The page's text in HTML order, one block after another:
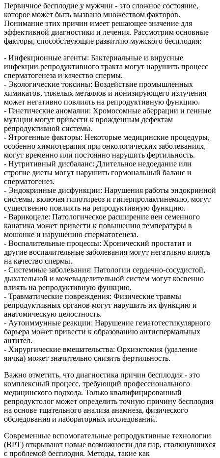
Первичное бесплодие у мужчин - это сложное состояние,
которое может быть вызвано множеством факторов.
Понимание этих причин имеет решающее значение для
эффективной диагностики и лечения. Рассмотрим основные
факторы, способствующие развитию мужского бесплодия:
- Инфекционные агенты: Бактериальные и вирусные
инфекции репродуктивного тракта могут нарушить процесс
сперматогенеза и качество спермы.
- Экологические токсины: Воздействие промышленных
химикатов, тяжелых металлов и ионизирующего излучения
может негативно повлиять на репродуктивную функцию.
- Генетические аномалии: Хромосомные аберрации и генные
мутации могут привести к врожденным дефектам
репродуктивной системы.
- Ятрогенные факторы: Некоторые медицинские процедуры,
особенно химиотерапия при онкологических заболеваниях,
могут временно или постоянно нарушить фертильность.
- Нутритивный дисбаланс: Длительное недоедание или
строгие диеты могут нарушить гормональный баланс и
сперматогенез.
- Эндокринные дисфункции: Нарушения работы эндокринной
системы, включая гипотиреоз и гиперпролактинемию, могут
существенно повлиять на репродуктивную функцию.
- Варикоцеле: Патологическое расширение вен семенного
канатика может привести к повышению температуры в
мошонке и нарушению сперматогенеза.
- Воспалительные процессы: Хронический простатит и
другие воспалительные заболевания могут негативно влиять
на качество спермы.
- Системные заболевания: Патологии сердечно-сосудистой,
дыхательной и мочевыделительной систем могут косвенно
влиять на репродуктивную функцию.
- Травматические повреждения: Физические травмы
репродуктивных органов могут нарушить их функцию и
анатомическую целостность.
- Аутоиммунные реакции: Нарушение гематотестикулярного
барьера может привести к образованию антиспермальных
антител.
- Хирургические вмешательства: Орхиэктомия (удаление
яичка) может значительно снизить фертильность.
Важно отметить, что диагностика причин бесплодия - это
комплексный процесс, требующий профессионального
медицинского подхода. Только квалифицированный
репродуктолог может определить точную причину бесплодия
на основе тщательного анализа анамнеза, физического
обследования и лабораторных исследований.
Современные вспомогательные репродуктивные технологии
(ВРТ) открывают новые возможности для пар, столкнувшихся
с проблемой бесплодия. Методы, такие как